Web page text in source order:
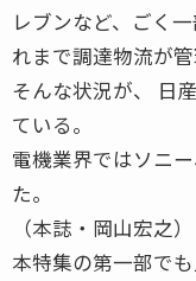
レブンなど、ごく
れまで調達物流が
そんな状況が、 日
ている。
電機業界ではソニ
た。
（本誌・岡山宏之
本特集の第一部で